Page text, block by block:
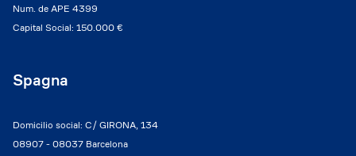
Num. de APE 4399
Capital Social: 150.000 €
Spagna
Domicilio social: C/ GIRONA, 134
08907 - 08037 Barcelona